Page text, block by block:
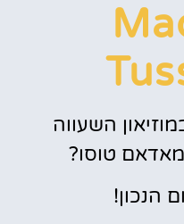
השעווה
טוסו?
הנכון!